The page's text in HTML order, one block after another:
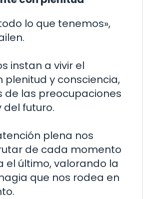
lo que tenemos»,
instan a vivir el
plenitud y consciencia,
de las preocupaciones
futuro.
plena nos
de cada momento
el último, valorando la
que nos rodea en